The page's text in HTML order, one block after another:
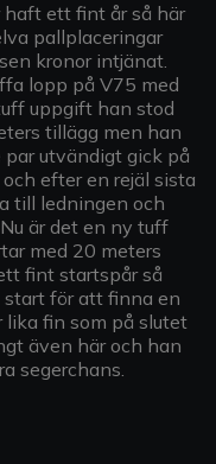
haft ett fint år så här
pallplaceringar
kronor intjänat.
lopp på V75 med
uppgift han stod
tillägg men han
utvändigt gick på
efter en rejäl sista
till ledningen och
är det en ny tuff
med 20 meters
fint startspår så
för att finna en
fin som på slutet
även här och han
segerchans.